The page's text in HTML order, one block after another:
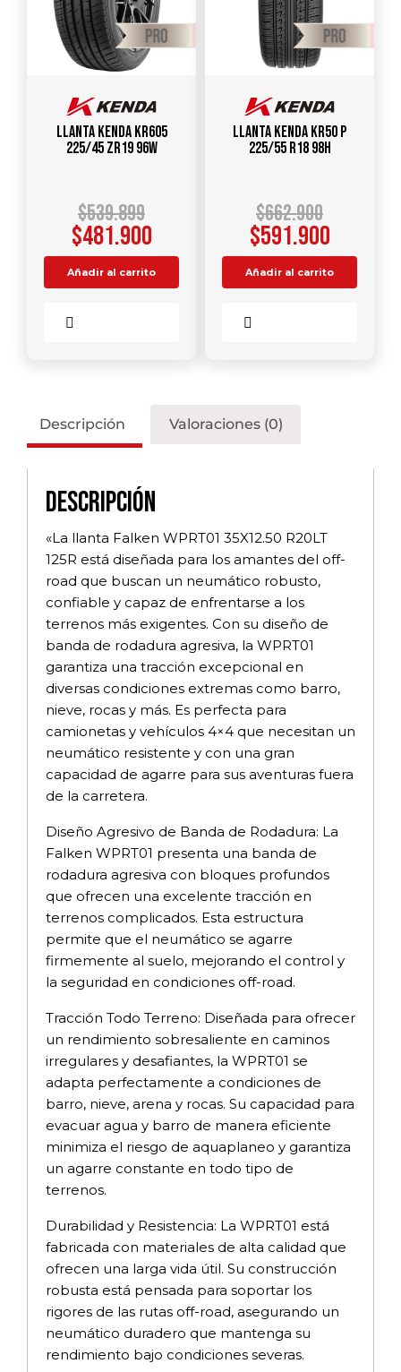
Llanta KENDA KR605
225/45 ZR19 96W
$539.899
$481.900
Añadir al carrito
Llanta KENDA KR50 P
225/55 R18 98H
$662.900
$591.900
Añadir al carrito
Descripción Valoraciones (0)
Descripción
«La llanta Falken WPRT01 35X12.50 R20LT
125R está diseñada para los amantes del off-
road que buscan un neumático robusto,
confiable y capaz de enfrentarse a los
terrenos más exigentes. Con su diseño de
banda de rodadura agresiva, la WPRT01
garantiza una tracción excepcional en
diversas condiciones extremas como barro,
nieve, rocas y más. Es perfecta para
camionetas y vehículos 4×4 que necesitan un
neumático resistente y con una gran
capacidad de agarre para sus aventuras fuera
de la carretera.
Diseño Agresivo de Banda de Rodadura: La
Falken WPRT01 presenta una banda de
rodadura agresiva con bloques profundos
que ofrecen una excelente tracción en
terrenos complicados. Esta estructura
permite que el neumático se agarre
firmemente al suelo, mejorando el control y
la seguridad en condiciones off-road.
Tracción Todo Terreno: Diseñada para ofrecer
un rendimiento sobresaliente en caminos
irregulares y desafiantes, la WPRT01 se
adapta perfectamente a condiciones de
barro, nieve, arena y rocas. Su capacidad para
evacuar agua y barro de manera eficiente
minimiza el riesgo de aquaplaneo y garantiza
un agarre constante en todo tipo de
terrenos.
Durabilidad y Resistencia: La WPRT01 está
fabricada con materiales de alta calidad que
ofrecen una larga vida útil. Su construcción
robusta está pensada para soportar los
rigores de las rutas off-road, asegurando un
neumático duradero que mantenga su
rendimiento bajo condiciones severas.